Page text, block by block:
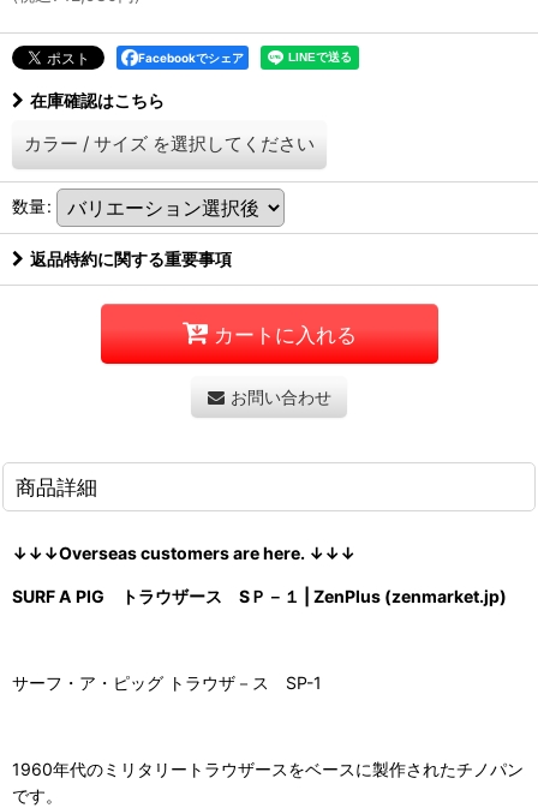
Facebookでシェア
在庫確認はこちら
カラー / サイズ を選択してください
数量:
返品特約に関する重要事項
カートに入れる
お問い合わせ
商品詳細
↓↓↓Overseas customers are here. ↓↓↓
SURF A PIG トラウザース SＰ－１ | ZenPlus (zenmarket.jp)
サーフ・ア・ピッグ トラウザ－ス SP-1
1960年代のミリタリートラウザースをベースに製作されたチノパン
です。